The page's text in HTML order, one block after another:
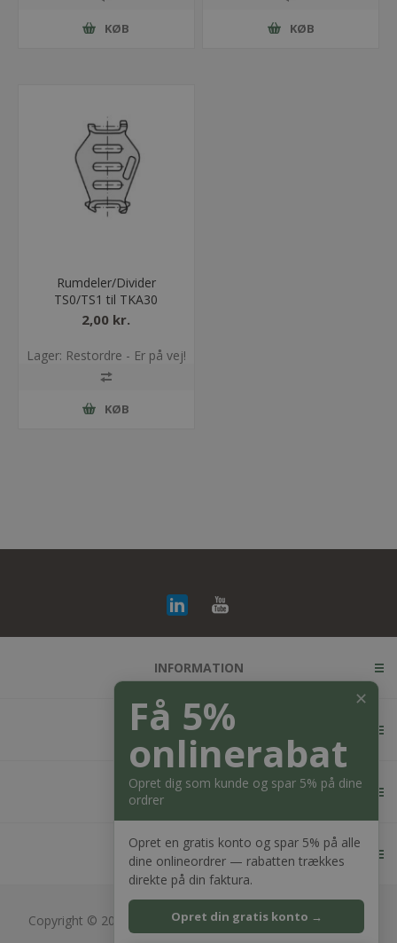
KØB KØB
Rumdeler/Divider
TS0/TS1 til TKA30
2,00 kr.
Lager: Restordre - Er på vej!
KØB
INFORMATION
KUNDESERVICE
MIN KONTO
KONTAKT OS
Copyright © 2026 Bagger Nielsen webshop. Alle rettigheder
forbeholdt.
✕
Få 5%
onlinerabat
Opret dig som kunde og spar 5% på dine
ordrer
Opret en gratis konto og spar 5% på alle
dine onlineordrer — rabatten trækkes
direkte på din faktura.
Opret din gratis konto →